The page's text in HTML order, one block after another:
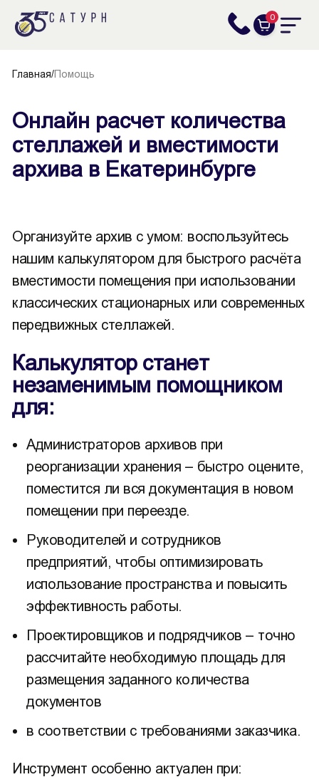
0
Главная/Помощь
Онлайн расчет количества
стеллажей и вместимости
архива в Екатеринбурге
Организуйте архив с умом: воспользуйтесь
нашим калькулятором для быстрого расчёта
вместимости помещения при использовании
классических стационарных или современных
передвижных стеллажей.
Калькулятор станет
незаменимым помощником
для:
Администраторов архивов при
реорганизации хранения – быстро оцените,
поместится ли вся документация в новом
помещении при переезде.
Руководителей и сотрудников
предприятий, чтобы оптимизировать
использование пространства и повысить
эффективность работы.
Проектировщиков и подрядчиков – точно
рассчитайте необходимую площадь для
размещения заданного количества
документов
в соответствии с требованиями заказчика.
Инструмент особенно актуален при: